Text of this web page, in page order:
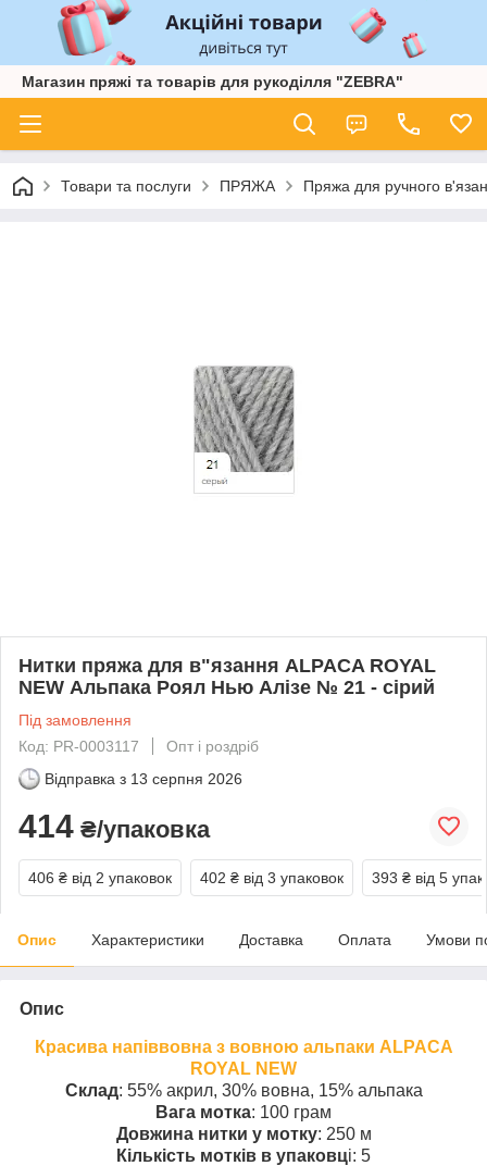
Магазин пряжі та товарів для рукоділля "ZEBRA"
Товари та послуги ПРЯЖА Пряжа для ручного
Нитки пряжа для в"язання ALPACA ROYAL
NEW Альпака Роял Нью Алізе № 21 - сірий
Під замовлення
Код: PR-0003117
Опт і роздріб
Відправка з 13 серпня 2026
414 ₴/упаковка
406 ₴ від 2 упаковок 402 ₴ від 3 упаковок 393 ₴ від 5
Опис Характеристики Доставка Оплата Умови
Опис
Красива напіввовна з вовною альпаки ALPACA
ROYAL NEW
Склад: 55% акрил, 30% вовна, 15% альпака
Вага мотка: 100 грам
Довжина нитки у мотку: 250 м
Кількість мотків в упаковці: 5